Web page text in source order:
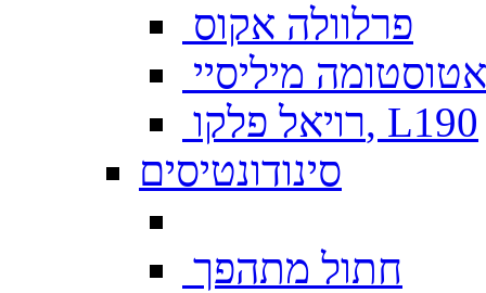
פרלוולה אקוס
מיליסיי
רויאל פלקו, L190
סינודונטיסים
חתול מתהפך